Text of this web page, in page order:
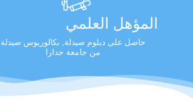
المؤهل العلمي
حاصل على دبلوم صيدلة, بكالوريوس صيدلة
من جامعة جدارا